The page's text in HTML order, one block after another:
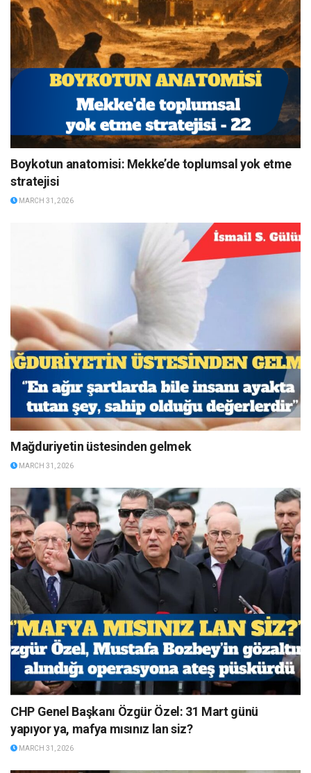
Boykotun anatomisi: Mekke’de toplumsal yok etme
stratejisi
MARCH 31, 2026
Mağduriyetin üstesinden gelmek
MARCH 31, 2026
CHP Genel Başkanı Özgür Özel: 31 Mart günü
yapıyor ya, mafya mısınız lan siz?
MARCH 31, 2026